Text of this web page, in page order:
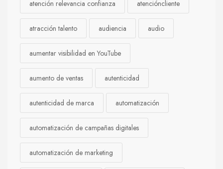
atención relevancia confianza atencióncliente
atracción talento audiencia audio
aumentar visibilidad en YouTube
aumento de ventas autenticidad
autenticidad de marca automatización
automatización de campañas digitales
automatización de marketing